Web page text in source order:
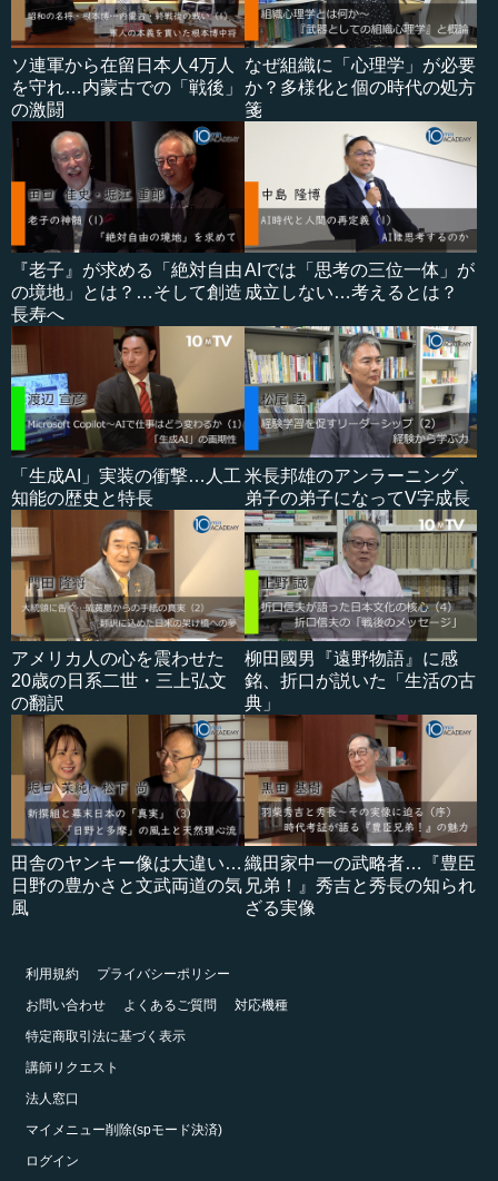
ソ連軍から在留日本人4万人
を守れ…内蒙古での「戦後」
の激闘
なぜ組織に「心理学」が必要
か？多様化と個の時代の処方
箋
『老子』が求める「絶対自由
の境地」とは？…そして創造
長寿へ
AIでは「思考の三位一体」が
成立しない…考えるとは？
「生成AI」実装の衝撃…人工
知能の歴史と特長
米長邦雄のアンラーニング、
弟子の弟子になってV字成長
アメリカ人の心を震わせた
20歳の日系二世・三上弘文
の翻訳
柳田國男『遠野物語』に感
銘、折口が説いた「生活の古
典」
田舎のヤンキー像は大違い…
日野の豊かさと文武両道の気
風
織田家中一の武略者…『豊臣
兄弟！』秀吉と秀長の知られ
ざる実像
利用規約
プライバシーポリシー
お問い合わせ
よくあるご質問
対応機種
特定商取引法に基づく表示
講師リクエスト
法人窓口
マイメニュー削除(spモード決済)
ログイン